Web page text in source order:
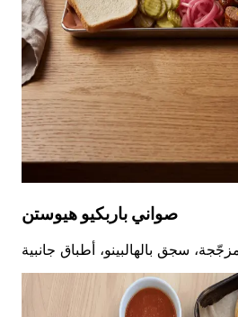
صواني باربكيو هيوستن